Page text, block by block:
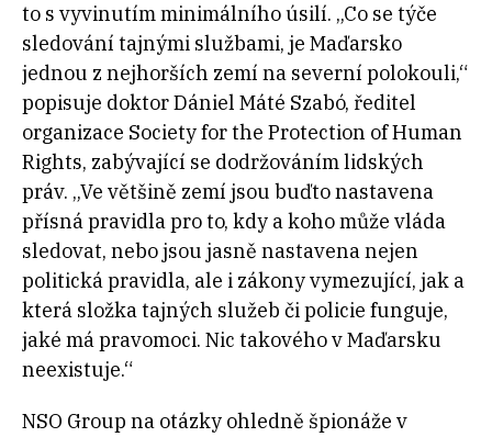
to s vyvinutím minimálního úsilí. „Co se týče
sledování tajnými službami, je Maďarsko
jednou z nejhorších zemí na severní polokouli,“
popisuje doktor Dániel Máté Szabó, ředitel
organizace Society for the Protection of Human
Rights, zabývající se dodržováním lidských
práv. „Ve většině zemí jsou buďto nastavena
přísná pravidla pro to, kdy a koho může vláda
sledovat, nebo jsou jasně nastavena nejen
politická pravidla, ale i zákony vymezující, jak a
která složka tajných služeb či policie funguje,
jaké má pravomoci. Nic takového v Maďarsku
neexistuje.“
NSO Group na otázky ohledně špionáže v